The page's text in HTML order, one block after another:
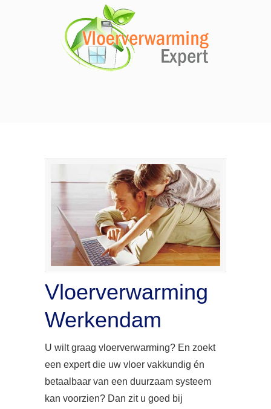
Vloerverwarming
Werkendam
U wilt graag vloerverwarming? En zoekt
een expert die uw vloer vakkundig én
betaalbaar van een duurzaam systeem
kan voorzien? Dan zit u goed bij